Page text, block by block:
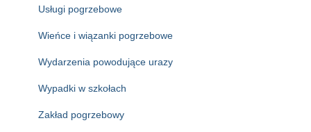
Usługi pogrzebowe
Wieńce i wiązanki pogrzebowe
Wydarzenia powodujące urazy
Wypadki w szkołach
Zakład pogrzebowy